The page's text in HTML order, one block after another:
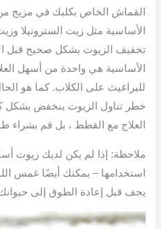
القماش الخاص بكلبك في مزيج
الأساسية مثل زيت السترونيلا
تخفيف الزيوت بشكل صحيح قبل
الأساسية هي واحدة من أسهل
للبراغيث على الكلاب. كما هو
خطر تناول الزيوت ينخفض ​​بشكل
العلاج مع القطط ، بل قم بشراء
ملاحظة: إذا لم يكن لديك زيوت
استخدامها – يمكنك أيضًا غمس
يجف قبل إعادة الطوق إلى